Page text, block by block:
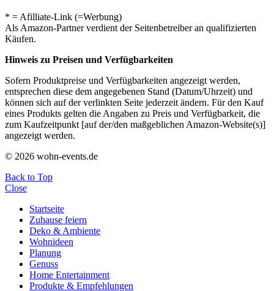
* = Afilliate-Link (=Werbung)
Als Amazon-Partner verdient der Seitenbetreiber an qualifizierten
Käufen.
Hinweis zu Preisen und Verfügbarkeiten
Sofern Produktpreise und Verfügbarkeiten angezeigt werden,
entsprechen diese dem angegebenen Stand (Datum/Uhrzeit) und
können sich auf der verlinkten Seite jederzeit ändern. Für den Kauf
eines Produkts gelten die Angaben zu Preis und Verfügbarkeit, die
zum Kaufzeitpunkt [auf der/den maßgeblichen Amazon-Website(s)]
angezeigt werden.
© 2026 wohn-events.de
Back to Top
Close
Startseite
Zuhause feiern
Deko & Ambiente
Wohnideen
Planung
Genuss
Home Entertainment
Produkte & Empfehlungen